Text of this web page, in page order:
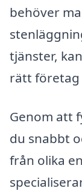
behöver
tjänster,
rätt
Genom att
du snabbt
från olika